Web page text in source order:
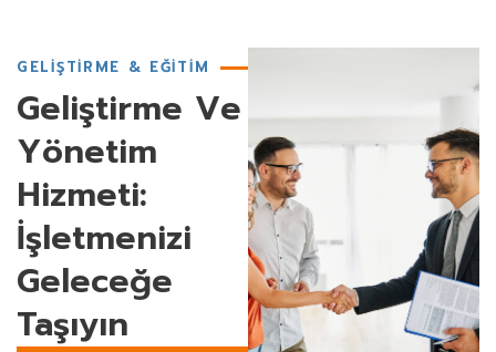
GELIŞTIRME & EĞITIM
Geliştirme Ve
Yönetim
Hizmeti:
İşletmenizi
Geleceğe
Taşıyın